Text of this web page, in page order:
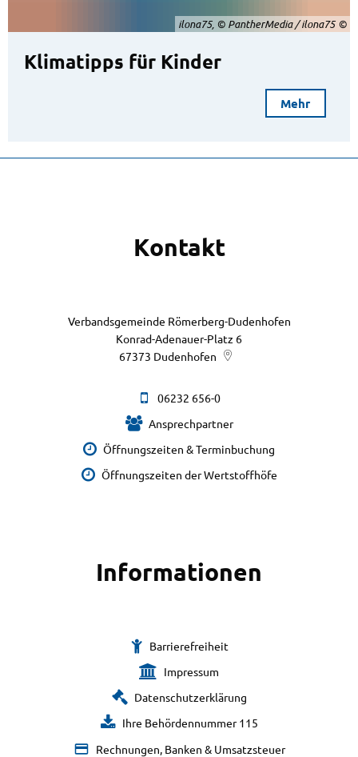
ilona75, © PantherMedia / ilona75
Klimatipps für Kinder
Mehr
Kontakt
Verbandsgemeinde Römerberg-Dudenhofen
Konrad-Adenauer-Platz 6
67373 Dudenhofen
06232 656-0
Ansprechpartner
Öffnungszeiten & Terminbuchung
Öffnungszeiten der Wertstoffhöfe
Informationen
Barrierefreiheit
Impressum
Datenschutzerklärung
Ihre Behördennummer 115
Rechnungen, Banken & Umsatzsteuer